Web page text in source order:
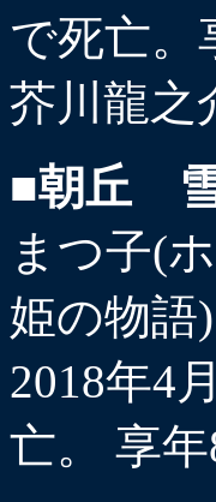
で死亡。
芥川龍之
■朝丘
まつ子(
姫の物語)
2018年4
亡。 享